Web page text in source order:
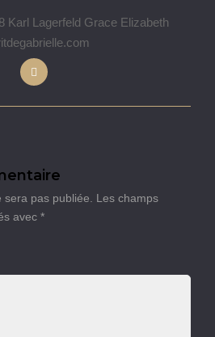
Karl Lagerfeld Grace Elizabeth
pas publiée.
Les champs
avec *